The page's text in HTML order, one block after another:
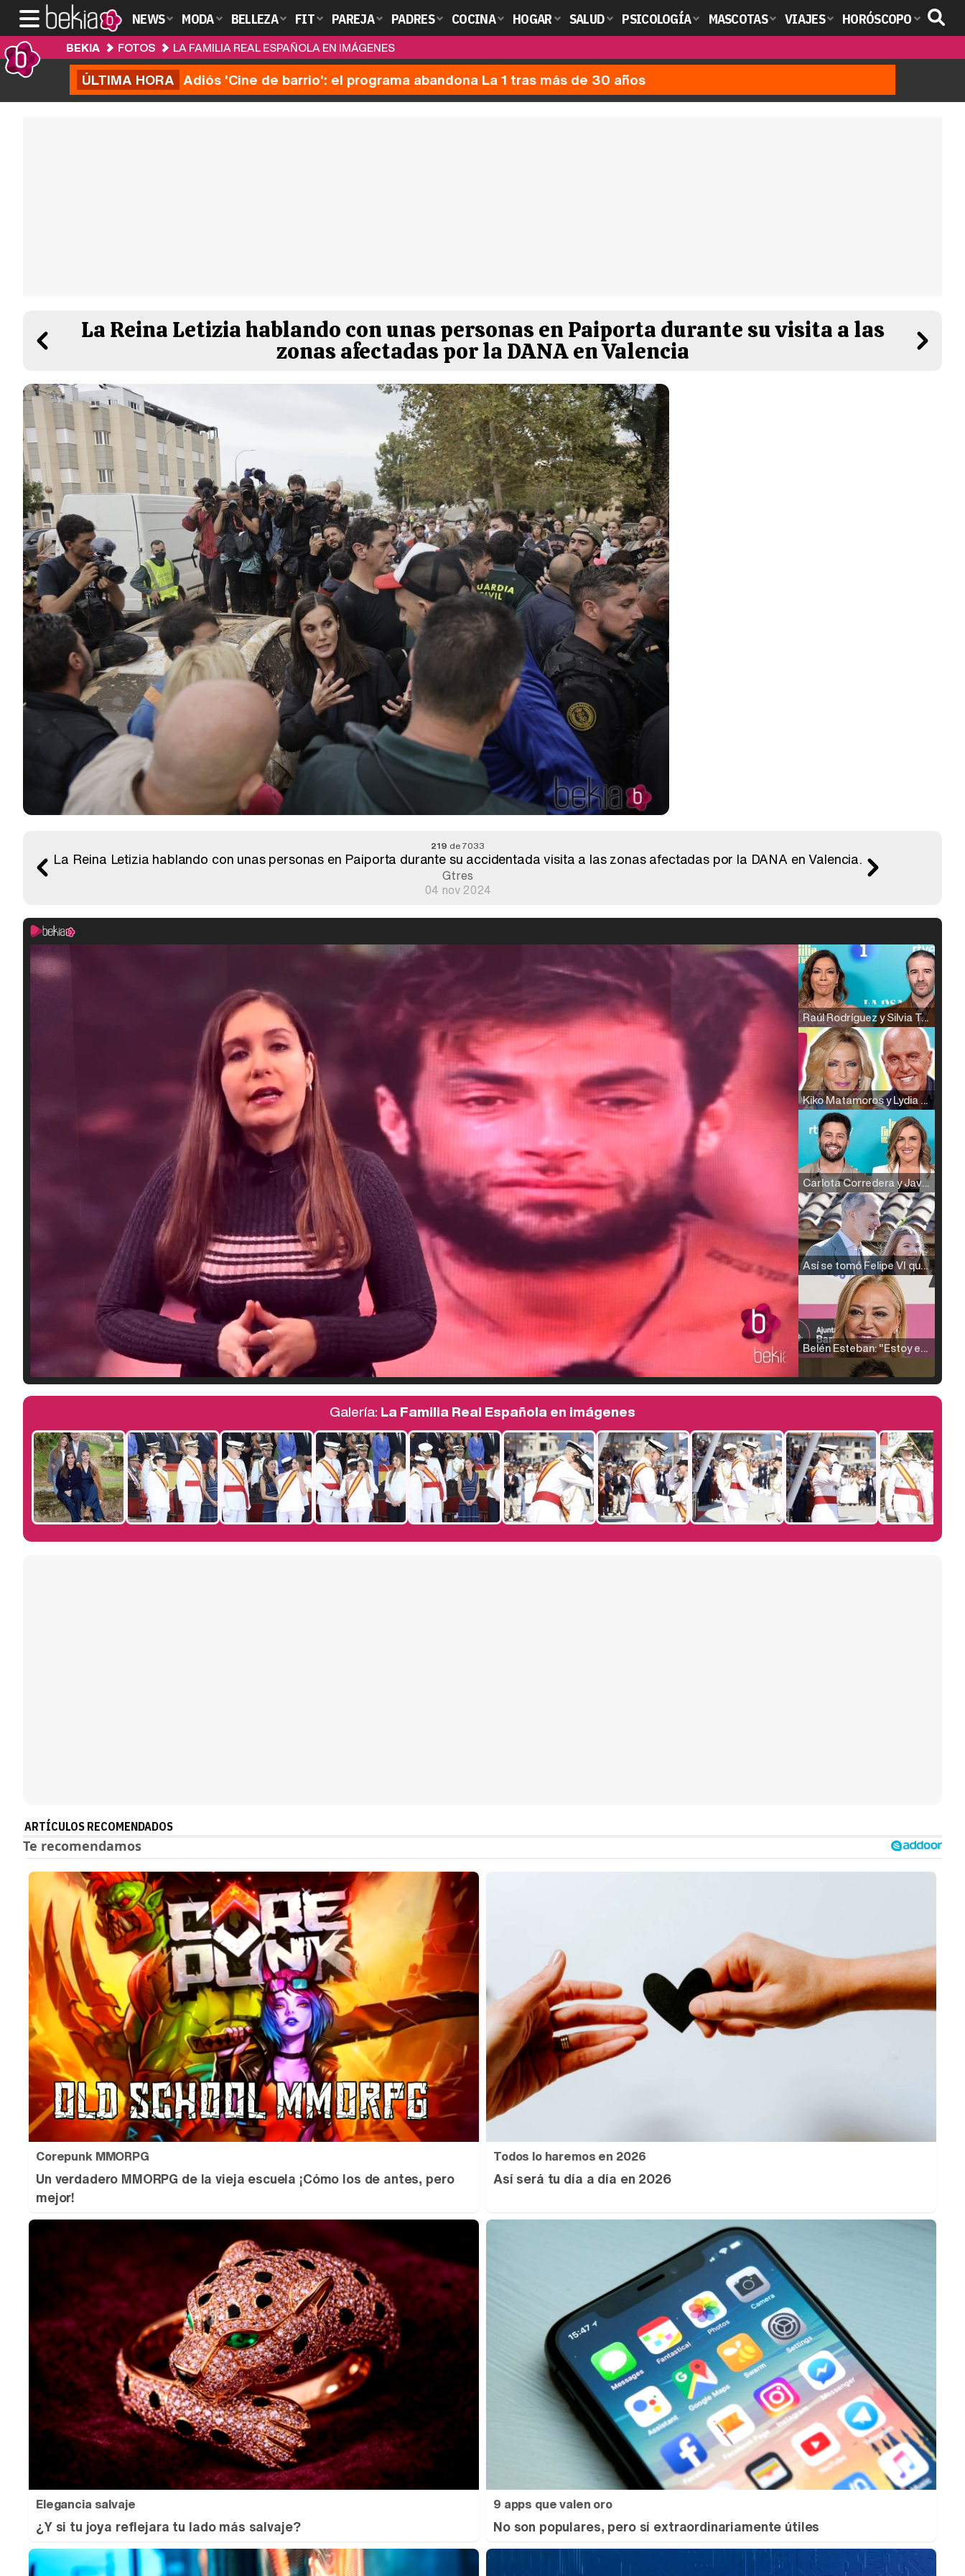
NEWS MODA BELLEZA FIT PAREJA PADRES COCINA HOGAR SALUD PSICOLOGÍA MASCOTAS VIAJES HORÓSCOPO
BEKIA FOTOS LA FAMILIA REAL ESPAÑOLA EN IMÁGENES
ÚLTIMA HORA Adiós 'Cine de barrio': el programa abandona La 1 tras más de 30 años
La Reina Letizia hablando con unas personas en Paiporta durante su visita a las
zonas afectadas por la DANA en Valencia
219 de 7033
La Reina Letizia hablando con unas personas en Paiporta durante su accidentada visita a las zonas afectadas por la DANA en Valencia.
Gtres
04 nov 2024
Raúl Rodríguez y Silvia Taulés nos cuentan su papel en 'La familia de la tele'
Kiko Matamoros y Lydia Lozano: "Nuestro público es de todas las edades y RTVE tiene un público muy pegado a las novelas, al que tenemos que captar"
Carlota Corredera y Javier de Hoyos: "La tele tiene que representar al público también y aquí están todos los perfiles posibles&quo;
Así se tomó Felipe VI que la Infanta Sofía no quisiera recibir formación militar
Belén Esteban: "Estoy emocionada, muy contenta y muy feliz por llegar a RTVE"
Manu Baqueiro: "Tuve como referente a Bruce Willis en 'Luz de Luna' para mi trabajo en la serie 'Perdiendo el juicio'"
Magdalena de Suecia responde a las críticas y explica por qué le han permitido lanzar su propio negocio
Galería: La Familia Real Española en imágenes
ARTÍCULOS RECOMENDADOS
Corepunk MMORPG
Un verdadero MMORPG de la vieja escuela ¡Cómo los de antes, pero
mejor!
Todos lo haremos en 2026
Así será tu día a día en 2026
Elegancia salvaje
¿Y si tu joya reflejara tu lado más salvaje?
9 apps que valen oro
No son populares, pero sí extraordinariamente útiles